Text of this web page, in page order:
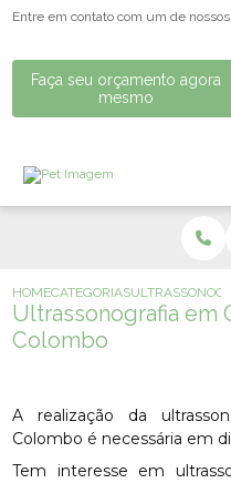
Entre em contato com um de
Faça seu orçamento agora
mesmo
HOMECATEGORIAS
Ultrassonografia em
Colombo
A realização da
Colombo é necessária em
Tem interesse em